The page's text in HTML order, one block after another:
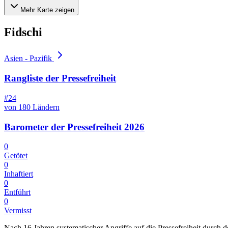
Mehr Karte zeigen
Fidschi
Asien - Pazifik
Rangliste der Pressefreiheit
#24
von 180 Ländern
Barometer der Pressefreiheit 2026
0
Getötet
0
Inhaftiert
0
Entführt
0
Vermisst